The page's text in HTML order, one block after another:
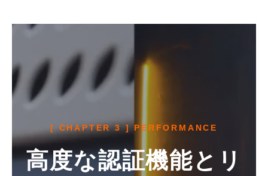
[ CHAPTER 3 ] PERFORMANCE
高度な認証機能とリ